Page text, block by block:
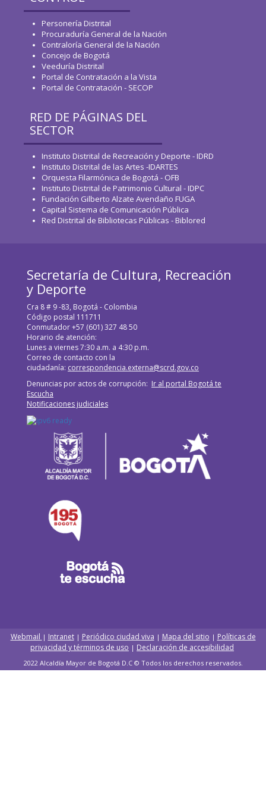
Personería Distrital
Procuraduría General de la Nación
Contraloría General de la Nación
Concejo de Bogotá
Veeduría Distrital
Portal de Contratación a la Vista
Portal de Contratación - SECOP
RED DE PÁGINAS DEL
SECTOR
Instituto Distrital de Recreación y Deporte - IDRD
Instituto Distrital de las Artes -IDARTES
Orquesta Filarmónica de Bogotá - OFB
Instituto Distrital de Patrimonio Cultural - IDPC
Fundación Gilberto Alzate Avendaño FUGA
Capital Sistema de Comunicación Pública
Red Distrital de Bibliotecas Públicas - Biblored
Secretaría de Cultura, Recreación
y Deporte
Cra 8 # 9 -83, Bogotá - Colombia
Código postal 111711
Conmutador +57 (601) 327 48 50
Horario de atención:
Lunes a viernes 7:30 a.m. a 4:30 p.m.
Correo de contacto con la
ciudadanía: correspondencia.externa@scrd.gov.co
Denuncias por actos de corrupción: Ir al portal Bogotá te
Escucha
Notificaciones judiciales
Webmail | Intranet| Periódico ciudad viva | Mapa del sitio | Políticas de
privacidad y términos de uso | Declaración de accesibilidad
2022 Alcaldía Mayor de Bogotá D.C © Todos los derechos reservados.